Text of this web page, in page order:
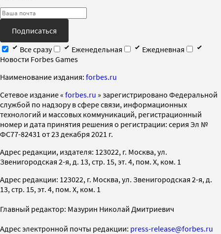
Подписаться
Все сразу
Еженедельная
Ежедневная
Новости Forbes Games
Наименование издания: forbes.ru
Cетевое издание « forbes.ru » зарегистрировано Федеральной
службой по надзору в сфере связи, информационных
технологий и массовых коммуникаций, регистрационный
номер и дата принятия решения о регистрации: серия Эл №
ФС77-82431 от 23 декабря 2021 г.
Адрес редакции, издателя: 123022, г. Москва, ул.
Звенигородская 2-я, д. 13, стр. 15, эт. 4, пом. X, ком. 1
Адрес редакции: 123022, г. Москва, ул. Звенигородская 2-я, д.
13, стр. 15, эт. 4, пом. X, ком. 1
Главный редактор: Мазурин Николай Дмитриевич
Адрес электронной почты редакции: press-release@forbes.ru